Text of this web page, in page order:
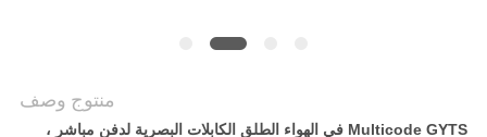
منتوج وصف
Multicode GYTS في الهواء الطلق الكابلات البصرية لدفن مباشر ،